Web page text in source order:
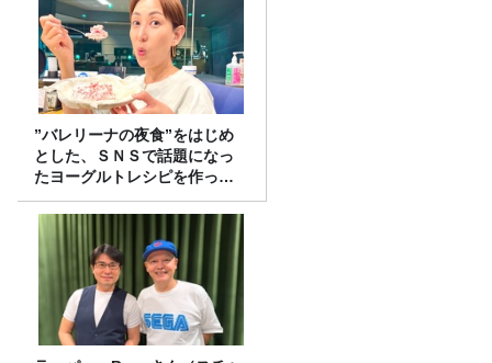
”バレリーナの夜食”をはじめ
とした、ＳＮＳで話題になっ
たヨーグルトレシピを作って
みた！